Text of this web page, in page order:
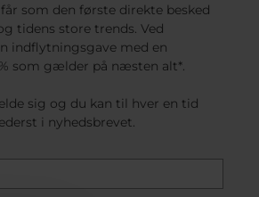
som den første direkte besked
tidens store trends. Ved
indflytningsgave med en
som gælder på næsten alt*.
sig og du kan til hver en tid
i nyhedsbrevet.